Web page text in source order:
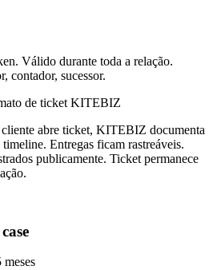
Válido durante toda a relação.
contador, sucessor.
de ticket KITEBIZ
abre ticket, KITEBIZ documenta
Entregas ficam rastreáveis.
publicamente. Ticket permanece
meses